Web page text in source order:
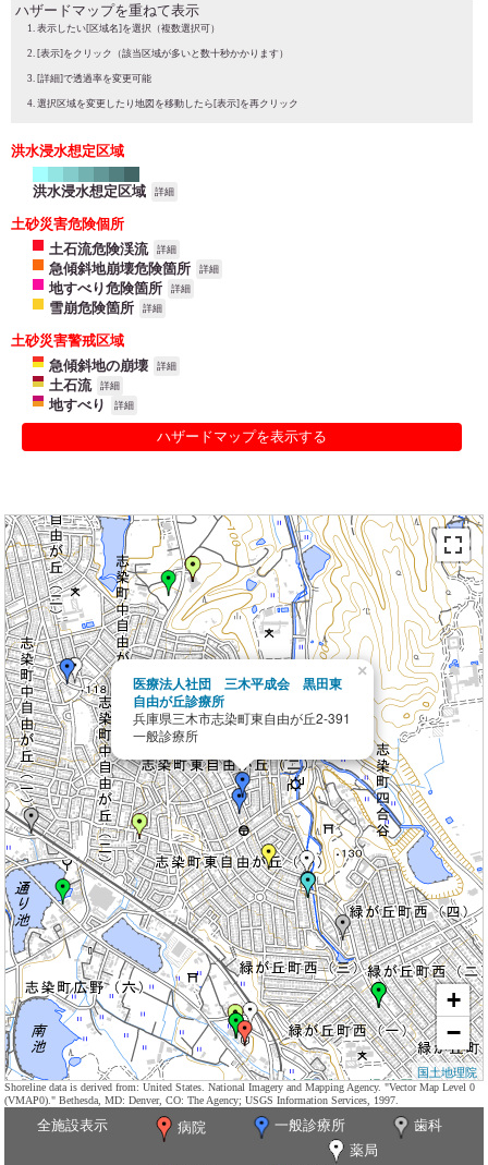
ハザードマップを重ねて表示
表示したい[区域名]を選択（複数選択可）
[表示]をクリック（該当区域が多いと数十秒かかります）
[詳細]で透過率を変更可能
選択区域を変更したり地図を移動したら[表示]を再クリック
洪水浸水想定区域
洪水浸水想定区域 詳細
土砂災害危険個所
土石流危険渓流
詳細
急傾斜地崩壊危険箇所 詳細
地すべり危険箇所 詳細
雪崩危険箇所 詳細
土砂災害警戒区域
急傾斜地の崩壊
詳細
土石流 詳細
地すべり 詳細
ハザードマップを表示する
医療法人社団 三木平成会 黒田東
自由が丘診療所
兵庫県三木市志染町東自由が丘2-391
一般診療所
×
+
−
国土地理院
Shoreline data is derived from: United States. National Imagery and Mapping Agency. "Vector Map Level 0
(VMAP0)." Bethesda, MD: Denver, CO: The Agency; USGS Information Services, 1997.
全施設表示 病院 一般診療所
歯科
薬局